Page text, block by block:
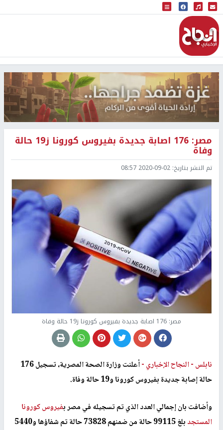
البث المباشر
إذاعة النجاح
مصر: 176 اصابة جديدة بفيروس كورونا ز19 حالة
وفاة
تم النشر بتاريخ: 2020-09-02 08:57
مصر: 176 اصابة جديدة بفيروس كورونا ز19 حالة وفاة
نابلس -النجاح الإخباري -
أعلنت وزارة الصحة المصرية، تسجيل 176
حالة إصابة جديدة بفيروس كورونا و19 حالة وفاة.
وأضافت بان إجمالي العدد الذي تم تسجيله في مصر بفيروس كورونا
المستجد
بلغ 99115 حالة من ضمنهم 73828 حالة تم شفاؤها و5440